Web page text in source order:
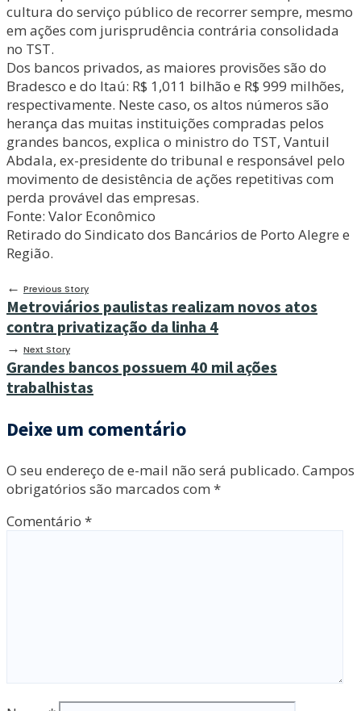
cultura do serviço público de recorrer sempre, mesmo
em ações com jurisprudência contrária consolidada
no TST.
Dos bancos privados, as maiores provisões são do
Bradesco e do Itaú: R$ 1,011 bilhão e R$ 999 milhões,
respectivamente. Neste caso, os altos números são
herança das muitas instituições compradas pelos
grandes bancos, explica o ministro do TST, Vantuil
Abdala, ex-presidente do tribunal e responsável pelo
movimento de desistência de ações repetitivas com
perda provável das empresas.
Fonte: Valor Econômico
Retirado do Sindicato dos Bancários de Porto Alegre e
Região.
← Previous Story
Metroviários paulistas realizam novos atos
contra privatização da linha 4
→ Next Story
Grandes bancos possuem 40 mil ações
trabalhistas
Deixe um comentário
O seu endereço de e-mail não será publicado. Campos
obrigatórios são marcados com *
Comentário *